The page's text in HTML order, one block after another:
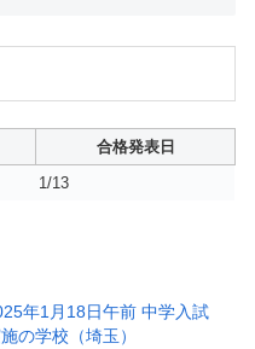
合格発表日
1/13
年1月18日午前 中学入試
の学校（埼玉）